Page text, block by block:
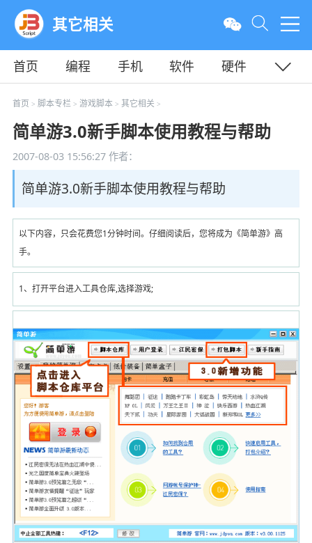
其它相关
首页 编程 手机 软件
硬件
教程
平面 服务器
首页 > 脚本专栏> 游戏脚本> 其它相关 >
简单游3.0新手脚本使用教程与帮助
2007-08-03 15:56:27作者：
简单游3.0新手脚本使用教程与帮助
以下内容，只会花费您1分钟时间。仔细阅读后，您将成为《简单游》高
手。
1、打开平台进入工具仓库,选择游戏;